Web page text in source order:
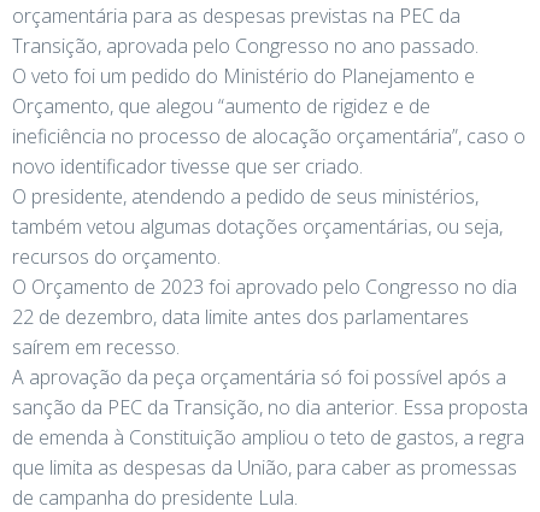
orçamentária para as despesas previstas na PEC da
Transição, aprovada pelo Congresso no ano passado.
O veto foi um pedido do Ministério do Planejamento e
Orçamento, que alegou “aumento de rigidez e de
ineficiência no processo de alocação orçamentária”, caso o
novo identificador tivesse que ser criado.
O presidente, atendendo a pedido de seus ministérios,
também vetou algumas dotações orçamentárias, ou seja,
recursos do orçamento.
O Orçamento de 2023 foi aprovado pelo Congresso no dia
22 de dezembro, data limite antes dos parlamentares
saírem em recesso.
A aprovação da peça orçamentária só foi possível após a
sanção da PEC da Transição, no dia anterior. Essa proposta
de emenda à Constituição ampliou o teto de gastos, a regra
que limita as despesas da União, para caber as promessas
de campanha do presidente Lula.